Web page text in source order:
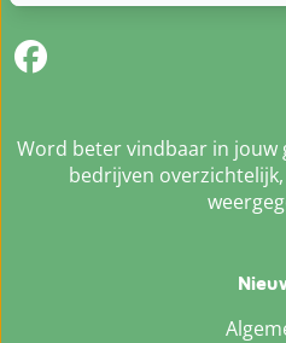
Word beter vindbaar in jouw
bedrijven